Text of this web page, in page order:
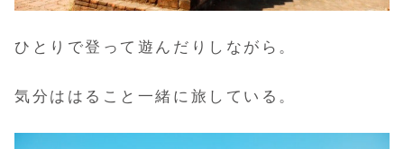
ひとりで登って遊んだりしながら。
気分ははること一緒に旅している。